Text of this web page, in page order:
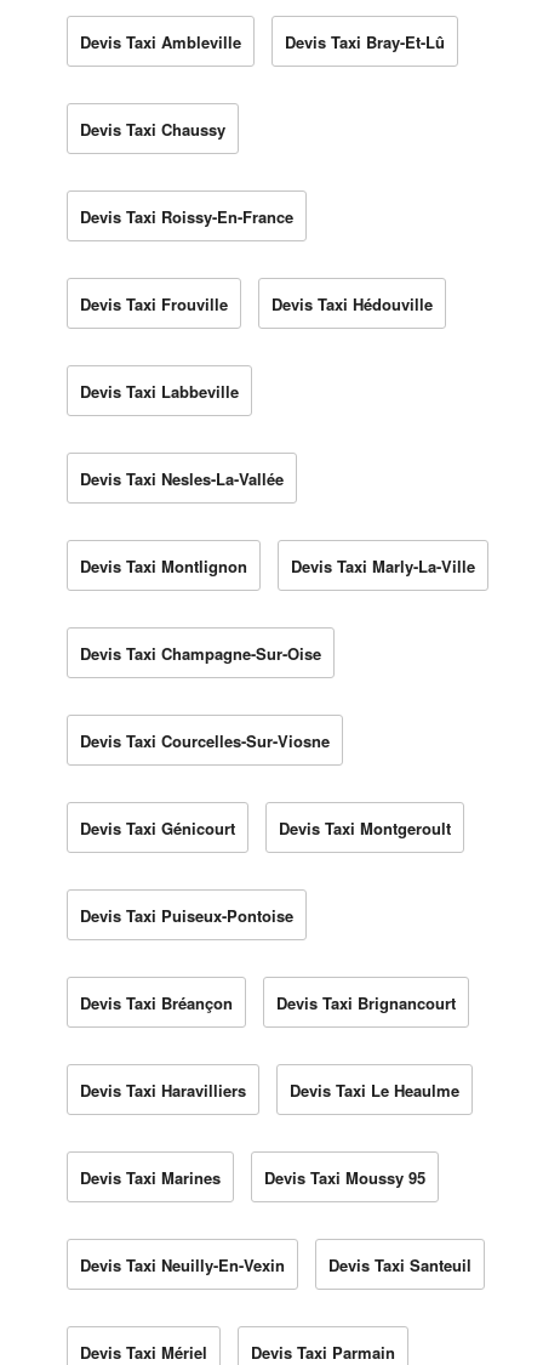
Devis Taxi Ambleville Devis Taxi Bray-Et-Lû
Devis Taxi Chaussy
Devis Taxi Roissy-En-France
Devis Taxi Frouville Devis Taxi Hédouville
Devis Taxi Labbeville
Devis Taxi Nesles-La-Vallée
Devis Taxi Montlignon Devis Taxi Marly-La-Ville
Devis Taxi Champagne-Sur-Oise
Devis Taxi Courcelles-Sur-Viosne
Devis Taxi Génicourt Devis Taxi Montgeroult
Devis Taxi Puiseux-Pontoise
Devis Taxi Bréançon Devis Taxi Brignancourt
Devis Taxi Haravilliers Devis Taxi Le Heaulme
Devis Taxi Marines Devis Taxi Moussy 95
Devis Taxi Neuilly-En-Vexin Devis Taxi Santeuil
Devis Taxi Mériel Devis Taxi Parmain